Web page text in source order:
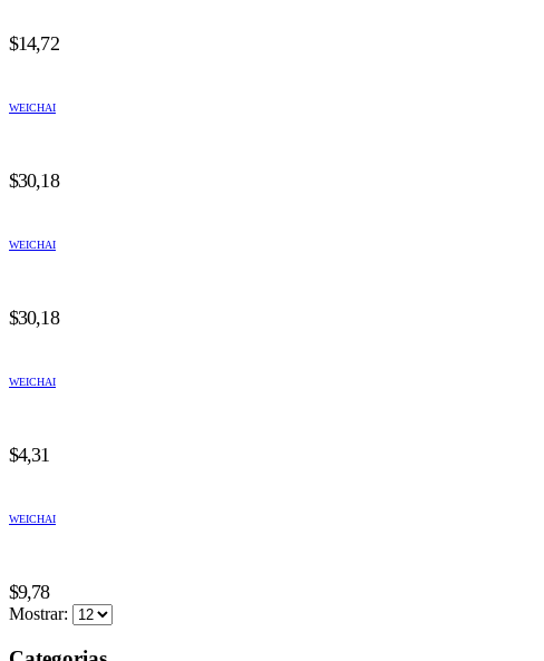
$14,72
WEICHAI
$30,18
WEICHAI
$30,18
WEICHAI
$4,31
WEICHAI
$9,78
Mostrar: